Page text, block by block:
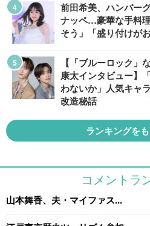
前田希美、ハンバー
ナッペ…豪華な手料
そう」「盛り付けが
【「ブルーロック」
康太インタビュー】
わないか」人気キャ
改造秘話
ランキングを